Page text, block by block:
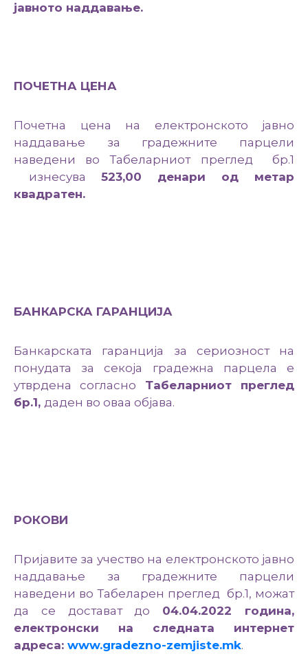
јавното наддавање.
ПОЧЕТНА ЦЕНА
Почетна цена на електронското јавно
наддавање за градежните парцели
наведени во Табеларниот преглед бр.1
изнесува 523,00 денари од метар
квадратен.
БАНКАРСКА ГАРАНЦИЈА
Банкарската гаранција за сериозност на
понудата за секоја градежна парцела е
утврдена согласно Табеларниот преглед
бр.1, даден во оваа објава.
РОКОВИ
Пријавите за учество на електронското јавно
наддавање за градежните парцели
наведени во Табеларен преглед бр.1, можат
да се достават до 04.04.2022 година,
електронски на следната интернет
адреса: www.gradezno-zemjiste.mk.